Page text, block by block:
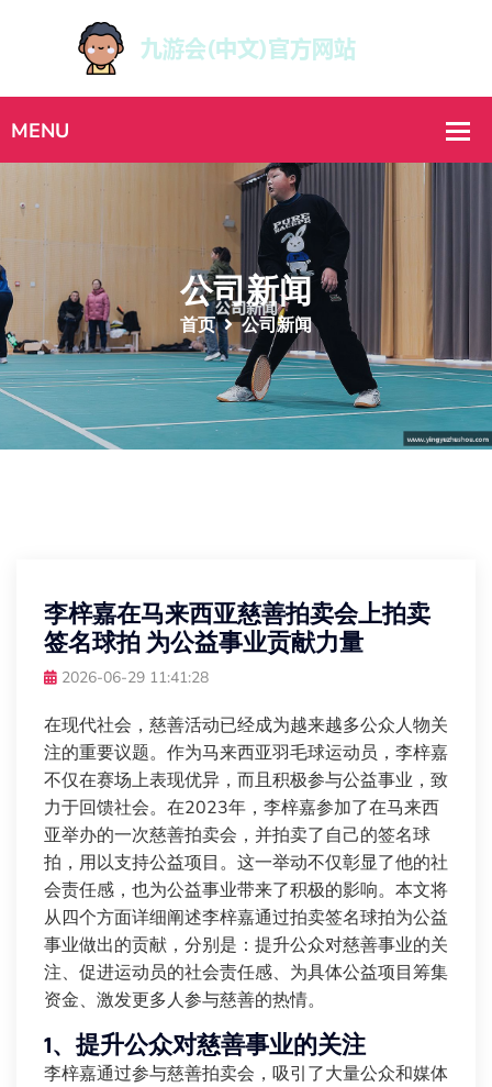
公司新闻
首页 公司新闻
李梓嘉在马来西亚慈善拍卖会上拍卖
签名球拍 为公益事业贡献力量
2026-06-29 11:41:28
在现代社会，慈善活动已经成为越来越多公众人物关
注的重要议题。作为马来西亚羽毛球运动员，李梓嘉
不仅在赛场上表现优异，而且积极参与公益事业，致
力于回馈社会。在2023年，李梓嘉参加了在马来西
亚举办的一次慈善拍卖会，并拍卖了自己的签名球
拍，用以支持公益项目。这一举动不仅彰显了他的社
会责任感，也为公益事业带来了积极的影响。本文将
从四个方面详细阐述李梓嘉通过拍卖签名球拍为公益
事业做出的贡献，分别是：提升公众对慈善事业的关
注、促进运动员的社会责任感、为具体公益项目筹集
资金、激发更多人参与慈善的热情。
1、提升公众对慈善事业的关注
李梓嘉通过参与慈善拍卖会，吸引了大量公众和媒体